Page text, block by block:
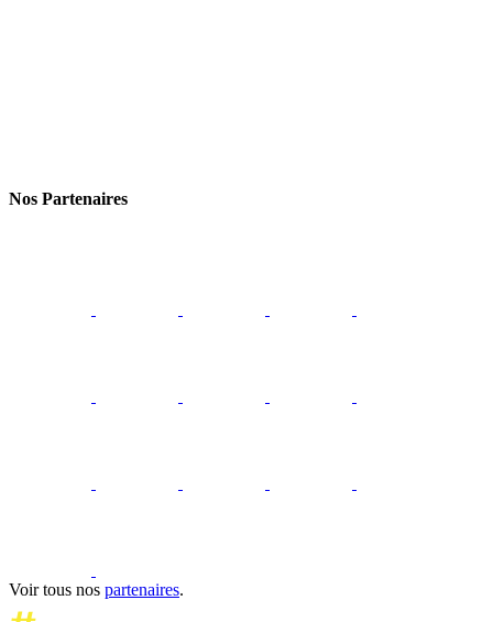
Nos Partenaires
Voir tous nos partenaires.